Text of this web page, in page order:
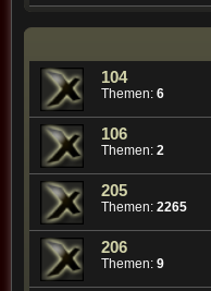
104
Themen: 6
106
Themen: 2
205
Themen: 2265
206
Themen: 9